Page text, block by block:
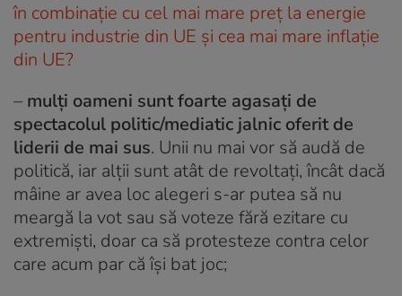
în combinație cu cel mai mare preț la energie
pentru industrie din UE și cea mai mare inflație
din UE?
– mulți oameni sunt foarte agasați de
spectacolul politic/mediatic jalnic oferit de
liderii de mai sus. Unii nu mai vor să audă de
politică, iar alții sunt atât de revoltați, încât dacă
mâine ar avea loc alegeri s-ar putea să nu
meargă la vot sau să voteze fără ezitare cu
extremiști, doar ca să protesteze contra celor
care acum par că își bat joc;